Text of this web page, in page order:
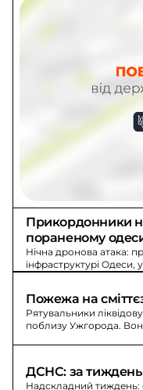
Прикордонники
пораненому
Нічна дронова атака:
інфраструктурі
Пожежа на
Рятувальники
поблизу Ужгорода.
ДСНС: за
Надскладний тиждень: